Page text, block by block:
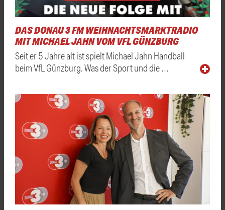
DAS DONAU 3 FM WEIHNACHTSMARKTRADIO
MIT MICHAEL JAHN VOM VFL GÜNZBURG
Seit er 5 Jahre alt ist spielt Michael Jahn Handball
beim VfL Günzburg. Was der Sport und die …